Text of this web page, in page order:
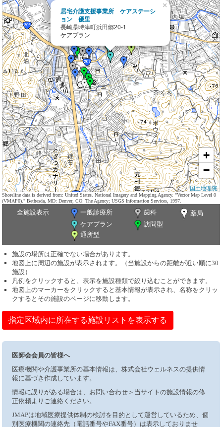
居宅介護支援事業所 ケアステーシ
ョン 優里
長崎県時津町浜田郷20-1
ケアプラン
×
+
−
国土地理院
Shoreline data is derived from: United States. National Imagery and Mapping Agency. "Vector Map Level 0
(VMAP0)." Bethesda, MD: Denver, CO: The Agency; USGS Information Services, 1997.
全施設表示 一般診療所 歯科
薬局
ケアプラン
訪問型
通所型
施設の場所は正確でない場合があります。
地図上に周辺の施設が表示されます。（当施設からの距離が近い順に30
施設）
凡例をクリックすると、表示を施設種類で絞り込むことができます。
地図上のマーカーをクリックすると基本情報が表示され、名称をクリッ
クするとその施設のページに移動します。
指定区域内に所在する施設リストを表示する
医師会会員の皆様へ
医療機関や介護事業所の基本情報は、株式会社ウェルネスの提供情
報に基づき作成しています。
情報に誤りがある場合は、お問い合わせ＞当サイトの施設情報の修
正依頼よりご連絡ください。
JMAPは地域医療提供体制の検討を目的として運営しているため、個
別医療機関の連絡先（電話番号やFAX番号）は表示しておりませ